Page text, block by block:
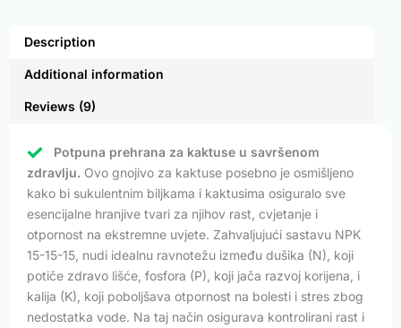
Description
Additional information
Reviews (9)
Potpuna prehrana za kaktuse u savršenom
zdravlju. Ovo gnojivo za kaktuse posebno je osmišljeno
kako bi sukulentnim biljkama i kaktusima osiguralo sve
esencijalne hranjive tvari za njihov rast, cvjetanje i
otpornost na ekstremne uvjete. Zahvaljujući sastavu NPK
15-15-15, nudi idealnu ravnotežu između dušika (N), koji
potiče zdravo lišće, fosfora (P), koji jača razvoj korijena, i
kalija (K), koji poboljšava otpornost na bolesti i stres zbog
nedostatka vode. Na taj način osigurava kontrolirani rast i